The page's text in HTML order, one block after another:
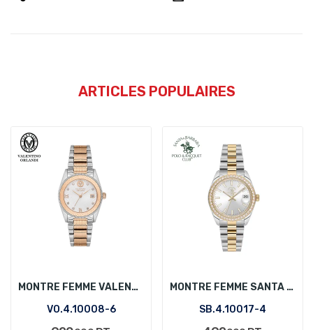
ARTICLES POPULAIRES
MONTRE FEMME VALENTINO ORLANDI VO.4.10008-6
VO.4.10008-6
MONTRE FEMME SANTA BARBARA POLO SB.4.10017-4
SB.4.10017-4